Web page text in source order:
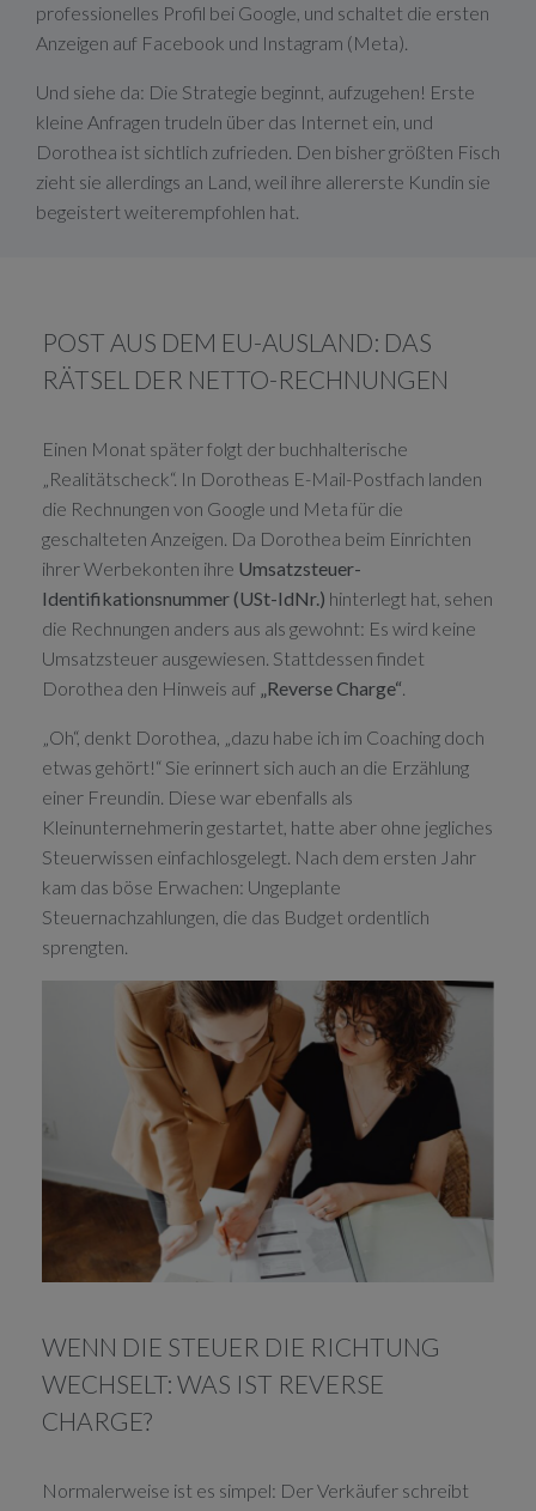
professionelles Profil bei Google, und schaltet die ersten
Anzeigen auf Facebook und Instagram (Meta).
Und siehe da: Die Strategie beginnt, aufzugehen! Erste
kleine Anfragen trudeln über das Internet ein, und
Dorothea ist sichtlich zufrieden. Den bisher größten Fisch
zieht sie allerdings an Land, weil ihre allererste Kundin sie
begeistert weiterempfohlen hat.
POST AUS DEM EU-AUSLAND: DAS
RÄTSEL DER NETTO-RECHNUNGEN
Einen Monat später folgt der buchhalterische
„Realitätscheck“. In Dorotheas E-Mail-Postfach landen
die Rechnungen von Google und Meta für die
geschalteten Anzeigen. Da Dorothea beim Einrichten
ihrer Werbekonten ihre Umsatzsteuer-
Identifikationsnummer (USt-IdNr.) hinterlegt hat, sehen
die Rechnungen anders aus als gewohnt: Es wird keine
Umsatzsteuer ausgewiesen. Stattdessen findet
Dorothea den Hinweis auf „Reverse Charge“.
„Oh“, denkt Dorothea, „dazu habe ich im Coaching doch
etwas gehört!“ Sie erinnert sich auch an die Erzählung
einer Freundin. Diese war ebenfalls als
Kleinunternehmerin gestartet, hatte aber ohne jegliches
Steuerwissen einfachlosgelegt. Nach dem ersten Jahr
kam das böse Erwachen: Ungeplante
Steuernachzahlungen, die das Budget ordentlich
sprengten.
WENN DIE STEUER DIE RICHTUNG
WECHSELT: WAS IST REVERSE
CHARGE?
Normalerweise ist es simpel: Der Verkäufer schreibt